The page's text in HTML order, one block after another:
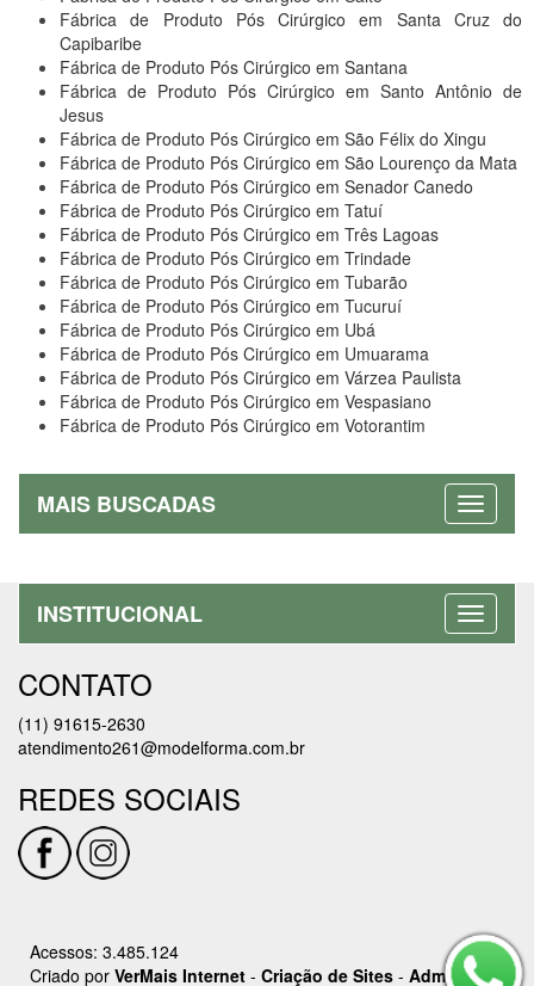
Fábrica de Produto Pós Cirúrgico em Santa Cruz do
Capibaribe
Fábrica de Produto Pós Cirúrgico em Santana
Fábrica de Produto Pós Cirúrgico em Santo Antônio de
Jesus
Fábrica de Produto Pós Cirúrgico em São Félix do Xingu
Fábrica de Produto Pós Cirúrgico em São Lourenço da Mata
Fábrica de Produto Pós Cirúrgico em Senador Canedo
Fábrica de Produto Pós Cirúrgico em Tatuí
Fábrica de Produto Pós Cirúrgico em Três Lagoas
Fábrica de Produto Pós Cirúrgico em Trindade
Fábrica de Produto Pós Cirúrgico em Tubarão
Fábrica de Produto Pós Cirúrgico em Tucuruí
Fábrica de Produto Pós Cirúrgico em Ubá
Fábrica de Produto Pós Cirúrgico em Umuarama
Fábrica de Produto Pós Cirúrgico em Várzea Paulista
Fábrica de Produto Pós Cirúrgico em Vespasiano
Fábrica de Produto Pós Cirúrgico em Votorantim
MAIS BUSCADAS
INSTITUCIONAL
CONTATO
(11) 91615-2630
atendimento261@modelforma.com.br
REDES SOCIAIS
Acessos: 3.485.124
Criado por VerMais Internet - Criação de Sites - Admin